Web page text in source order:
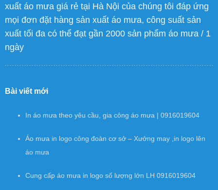
xuất áo mưa giá rẻ tại Hà Nội của chúng tôi đáp ứng
mọi đơn đặt hàng sản xuất áo mưa, công suất sản
xuất tối đa có thể đạt gần 2000 sản phẩm áo mưa / 1
ngày
Bài viết mới
In áo mưa theo yêu cầu, gia công áo mưa | 0916019604
Áo mưa in logo công đoàn cơ sở – Xưởng may ,in logo lên
áo mưa
Cung cấp áo mưa in logo số lượng lớn LH 0916019604